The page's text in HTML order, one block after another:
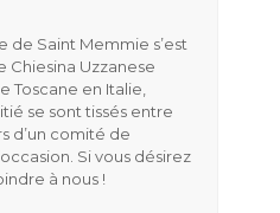
de Saint Memmie s’est
Uzzanese
Toscane en Italie,
se sont tissés entre
d’un comité de
Si vous désirez
à nous !